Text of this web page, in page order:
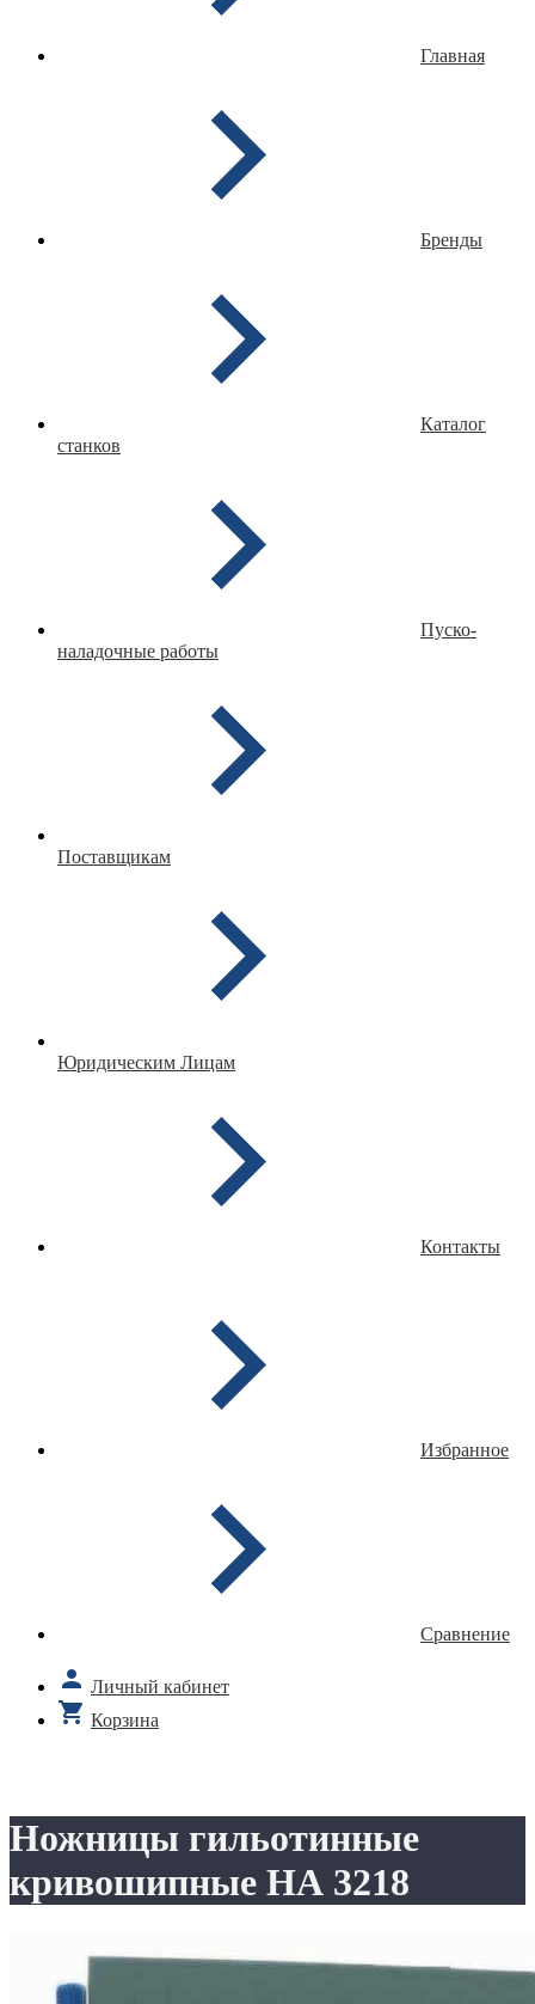
Главная
Бренды
Каталог
станков
Пуско-
наладочные работы
Поставщикам
Юридическим Лицам
Контакты
Избранное
Сравнение
Личный кабинет
Корзина
Ножницы гильотинные
кривошипные НА 3218